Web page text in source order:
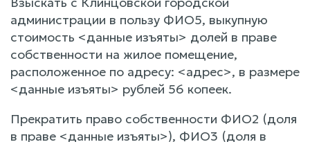
администрации в пользу ФИО5, выкупную
стоимость <данные изъяты> долей в праве
собственности на жилое помещение,
расположенное по адресу: <адрес>, в размере
<данные изъяты> рублей 56 копеек.
Прекратить право собственности ФИО2 (доля
в праве <данные изъяты>), ФИО3 (доля в